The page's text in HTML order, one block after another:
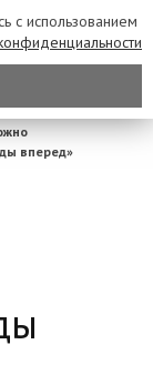
вперед»
с использованием